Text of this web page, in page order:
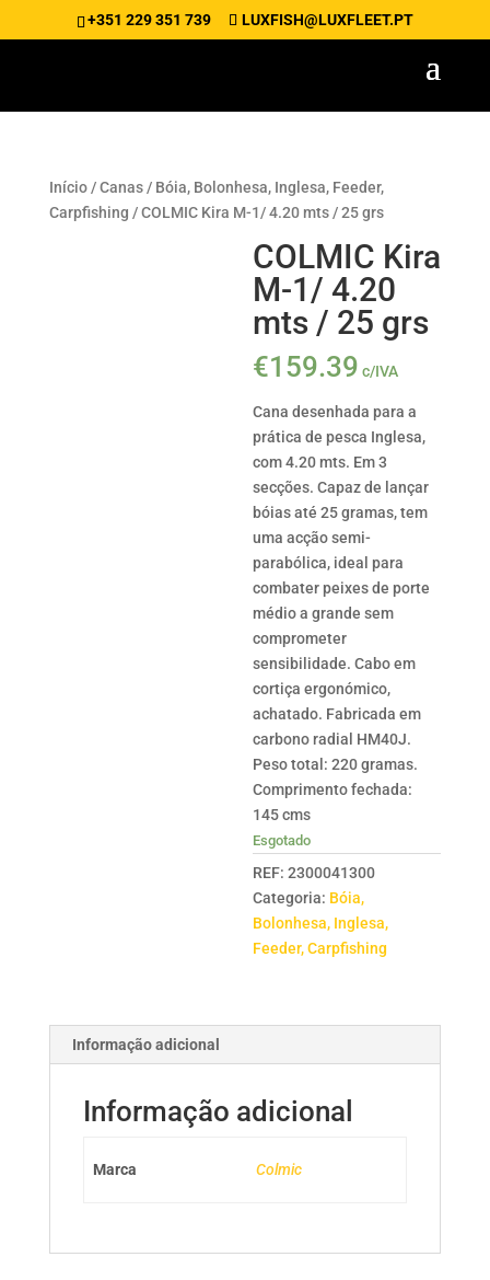
+351 229 351 739 LUXFISH@LUXFLEET.PT
Início/Canas/ Bóia, Bolonhesa, Inglesa, Feeder,
Carpfishing / COLMIC Kira M-1/ 4.20 mts / 25 grs
COLMIC Kira
M-1/ 4.20
mts / 25 grs
€159.39 c/IVA
Cana desenhada para a
prática de pesca Inglesa,
com 4.20 mts. Em 3
secções. Capaz de lançar
bóias até 25 gramas, tem
uma acção semi-
parabólica, ideal para
combater peixes de porte
médio a grande sem
comprometer
sensibilidade. Cabo em
cortiça ergonómico,
achatado. Fabricada em
carbono radial HM40J.
Peso total: 220 gramas.
Comprimento fechada:
145 cms
Esgotado
REF:2300041300
Categoria: Bóia,
Bolonhesa, Inglesa,
Feeder, Carpfishing
Informação adicional
Informação adicional
Marca Colmic